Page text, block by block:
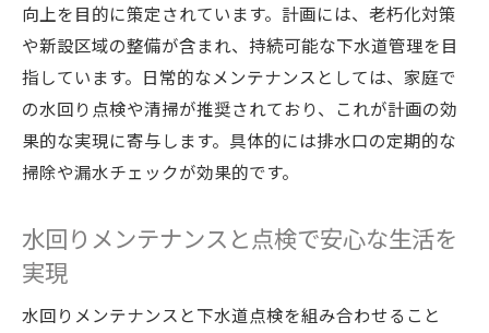
向上を目的に策定されています。計画には、老朽化対策
や新設区域の整備が含まれ、持続可能な下水道管理を目
指しています。日常的なメンテナンスとしては、家庭で
の水回り点検や清掃が推奨されており、これが計画の効
果的な実現に寄与します。具体的には排水口の定期的な
掃除や漏水チェックが効果的です。
水回りメンテナンスと点検で安心な生活を
実現
水回りメンテナンスと下水道点検を組み合わせること